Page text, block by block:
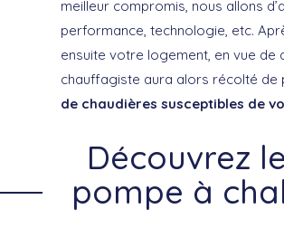
meilleur compromis, nous allons
performance, technologie, etc.
ensuite votre logement, en vue de
chauffagiste aura alors récolté
de chaudières susceptibles de
Découvrez
pompe à